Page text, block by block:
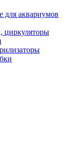
для аквариумов
циркуляторы